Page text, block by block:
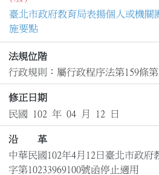
臺北市政府教育局表揚個人或機關
施要點
法規位階
行政規則：屬行政程序法第159條
修正日期
民國 102 年 04 月 12 日
沿 革
中華民國102年4月12日臺北市政府
字第10233969100號函停止適用